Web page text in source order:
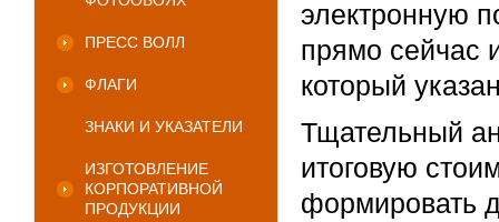
ПРЕСС ВОЛЛ
ФЛАГИ
ЗНАКИ И УКАЗАТЕЛИ
ИЗГОТОВЛЕНИЕ
КОРПОРАТИВНОЙ
ПРОДУКЦИИ
электронную
прямо сейчас
который
Тщательный
итоговую
формировать